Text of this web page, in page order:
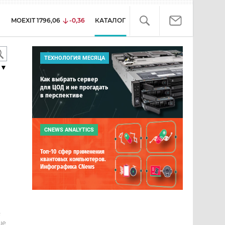
MOEXIT 1796,06 -0,36 КАТАЛОГ
▼
ТЕХНОЛОГИЯ МЕСЯЦА
Как выбрать сервер
для ЦОД и не прогадать
в перспективе
CNEWS ANALYTICS
Топ-10 сфер применения
квантовых компьютеров.
Инфографика CNews